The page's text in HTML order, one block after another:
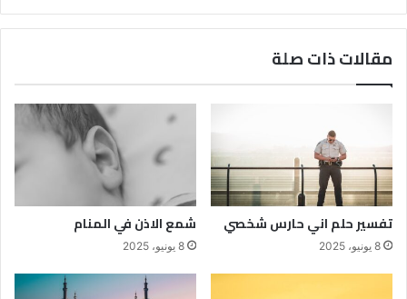
مقالات ذات صلة
تفسير حلم اني حارس شخصي
8 يونيو، 2025
شمع الاذن في المنام
8 يونيو، 2025